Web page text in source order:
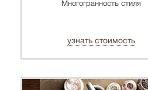
Многогранность стиля
узнать стоимость